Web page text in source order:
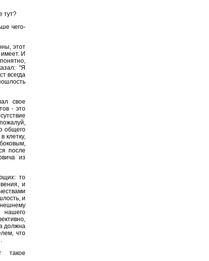
тут?
чего-
этот
имеет. И
"Я
всегда
свое
- это
общего
клетку,
после
из
то
и
и
нашего
должна
что
такое